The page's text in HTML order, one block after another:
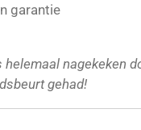
garantie
helemaal nagekeken
gehad!